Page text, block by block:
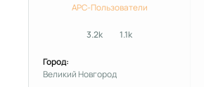
APC-Пользователи
3.2kсообщения
1.1kРепутация
Город:
Великий Новгород